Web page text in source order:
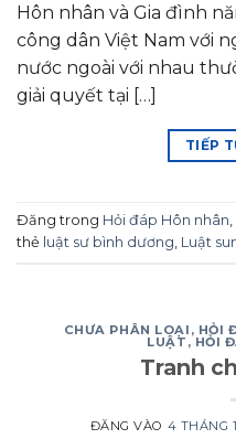
Hôn nhân và Gia đình
công dân Việt Nam với
nước ngoài với nhau
giải quyết tại […]
TIẾP
Đăng trong Hỏi đáp Hôn nhân,
thẻ luật sư bình dương, Luật
CHƯA PHÂN LOẠI , HỎI
LUẬT , HỎI
Tranh
ĐĂNG VÀO 4 THÁNG